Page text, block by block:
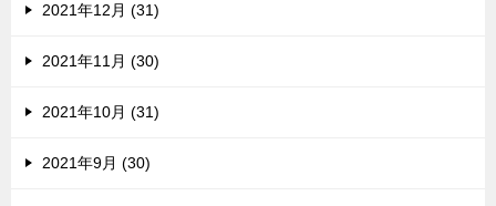
2021年12月 (31)
2021年11月 (30)
2021年10月 (31)
2021年9月 (30)